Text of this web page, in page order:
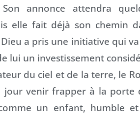
annonce attendra
elle fait déjà son chemin
a pris une initiative qui
lui un investissement
du ciel et de la terre, le
jour venir frapper à la porte
un enfant, humble